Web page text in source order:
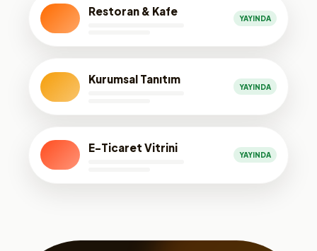
Restoran & Kafe
YAYINDA
Kurumsal Tanıtım
YAYINDA
E-Ticaret Vitrini
YAYINDA